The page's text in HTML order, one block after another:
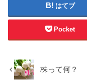
はてブ
Pocket
株って何？